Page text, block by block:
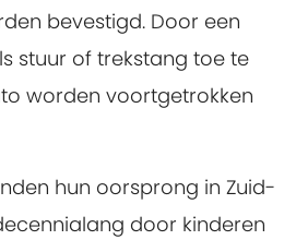
bevestigd. Door een
stuur of trekstang toe te
worden voortgetrokken
hun oorsprong in Zuid-
door kinderen